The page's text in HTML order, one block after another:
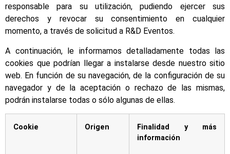
responsable para su utilización, pudiendo ejercer sus
derechos y revocar su consentimiento en cualquier
momento, a través de solicitud a R&D Eventos.
A continuación, le informamos detalladamente todas las
cookies que podrían llegar a instalarse desde nuestro sitio
web. En función de su navegación, de la configuración de su
navegador y de la aceptación o rechazo de las mismas,
podrán instalarse todas o sólo algunas de ellas.
Cookie Origen
Finalidad y más
información